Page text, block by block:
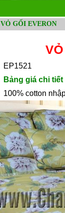
VỎ GỐI EVERON
EP1521
Bảng giá chi tiết
100% cotton